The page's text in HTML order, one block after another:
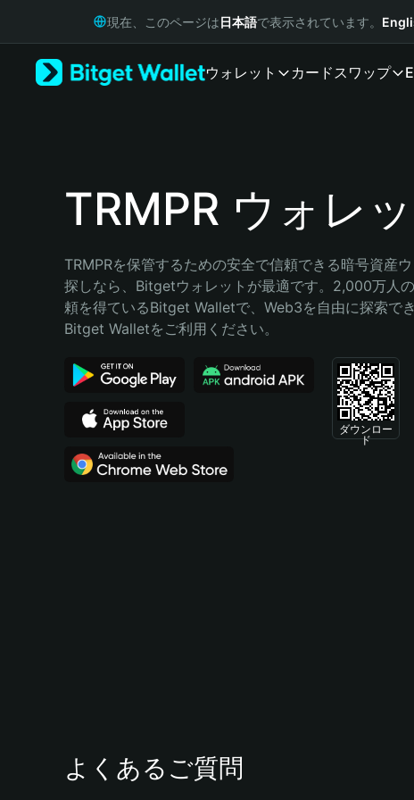
Русский
Bahasa Indonesia
Português (Brasil)
現在、このページは日本語で表示されています。
ウォレット カードスワップ
TRMPR ウォレ
TRMPRを保管するための安全で信頼できる暗号資産
探しなら、Bitgetウォレットが最適です。2,000万人
頼を得ているBitget Walletで、Web3を自由に探索で
Bitget Walletをご利用ください。
ダウンロー
ド
よくあるご質問